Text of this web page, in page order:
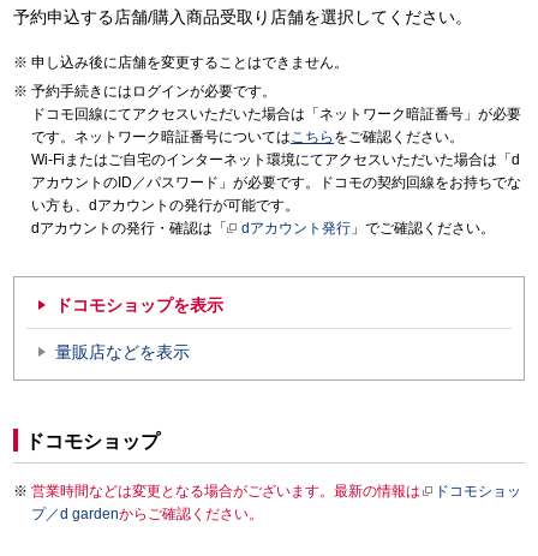
予約申込する店舗/購入商品受取り店舗を選択してください。
申し込み後に店舗を変更することはできません。
予約手続きにはログインが必要です。
ドコモ回線にてアクセスいただいた場合は「ネットワーク暗証番号」が必要
です。ネットワーク暗証番号についてはこちら をご確認ください。
Wi-Fiまたはご自宅のインターネット環境にてアクセスいただいた場合は「d
アカウントのID／パスワード」が必要です。ドコモの契約回線をお持ちでな
い方も、dアカウントの発行が可能です。
dアカウントの発行・確認は「
dアカウント発行 」でご確認ください。
ドコモショップを表示
量販店などを表示
ドコモショップ
営業時間などは変更となる場合がございます。最新の情報は
ドコモショッ
プ／d gardenからご確認ください。